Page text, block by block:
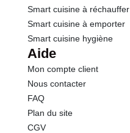
Smart cuisine à réchauffer
Smart cuisine à emporter
Smart cuisine hygiène
Aide
Mon compte client
Nous contacter
FAQ
Plan du site
CGV